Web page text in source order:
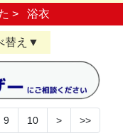
> 浴衣
替え
9 10 > >>